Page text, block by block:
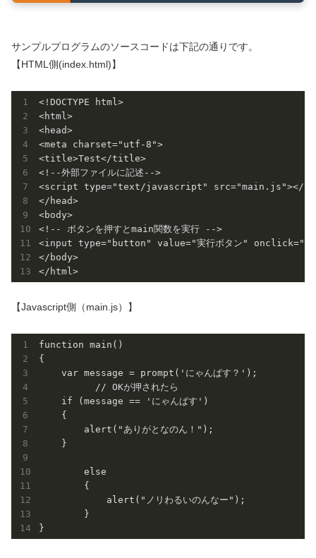
サンプルプログラムのソースコードは下記の通りです。
【HTML側(index.html)】
<!DOCTYPE html>
<html>
<head>
<meta charset="utf-8">
<title>Test</title>
<!--外部ファイルに記述-->
<script type="text/javascript" src="main.js"></
</head>
<body>
<!-- ボタンを押すとmain関数を実行 -->
<input type="button" value="実行ボタン"
</body>
【Javascript側（main.js）】
function main()
{
    var message = prompt('にゃんぱす？');
    if (message == 'にゃんぱす')
    {
        alert("ありがとなのん！");
    }